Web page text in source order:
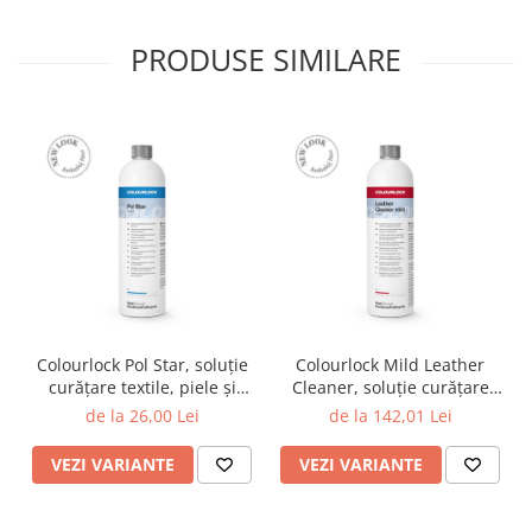
PRODUSE SIMILARE
Colourlock Pol Star, soluție
curățare textile, piele și
Alcantara
de la 26,00 Lei
VEZI VARIANTE
Colourlock Mild Leather
Cleaner, soluție curățare
piele
de la 142,01 Lei
VEZI VARIANTE